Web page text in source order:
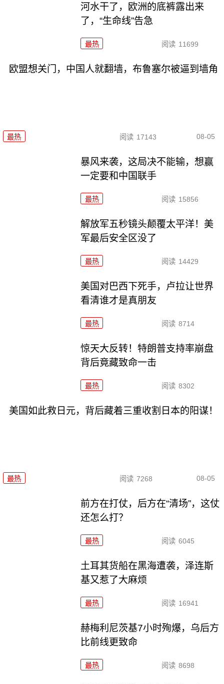
河水干了，欧洲的底裤露出来
了，“生命线”告急
最热 阅读 11699
欧盟想关门，中国人就翻墙，布鲁塞尔被逼到墙角
最热 阅读 17143 08-05
暴风来袭，这局决不能输，想赢
一定要和中国联手
最热 阅读 15856
解放军五秒镜头颠覆太平洋！美
军最后安全区没了
最热 阅读 14429
美国对巴西下死手，卢拉让世界
看清谁才是真朋友
最热 阅读 8714
惊天大反转！特朗普支持率崩盘
背后竟藏致命一击
最热 阅读 8302
美国如此救日元，背后藏着三重收割日本的阳谋！
最热 阅读 7268 08-05
前方在打仗，后方在“清场”，这仗
还怎么打？
最热 阅读 6045
土耳其货船在黑海遭袭，泽连斯
基又惹了大麻烦
最热 阅读 16941
赫梅利尼茨基7小时殉爆，乌后方
比前线更致命
最热 阅读 8698